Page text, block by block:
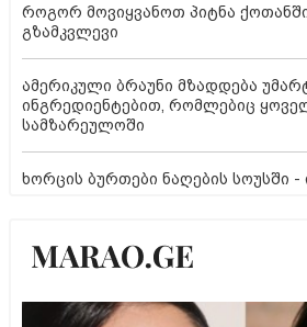
როგორ მოვიყვანოთ პიტნა
გზამკვლევი
ამერიკული ბრაუნი მზადდება
ინგრედიენტებით, რომლებიც
სამზარეულოში
ხორცის ბურთები ნაღების სოუსში